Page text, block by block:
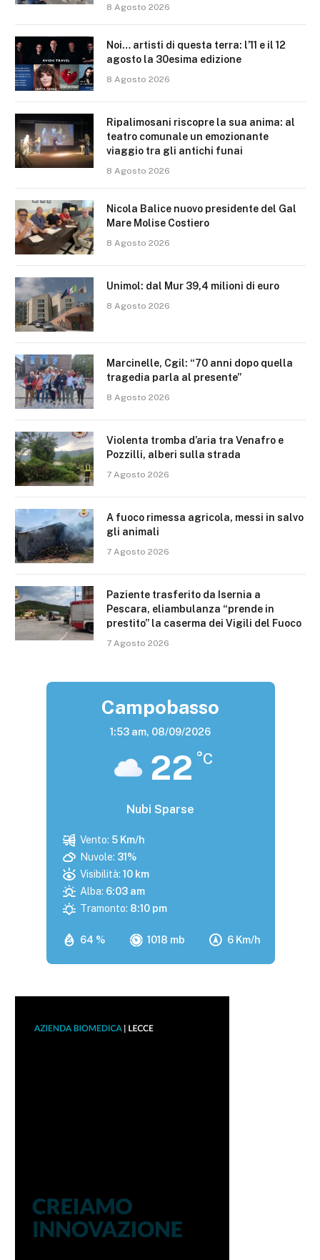
8 Agosto 2026
Noi… artisti di questa terra: l’11 e il 12
agosto la 30esima edizione
8 Agosto 2026
Ripalimosani riscopre la sua anima: al
teatro comunale un emozionante
viaggio tra gli antichi funai
8 Agosto 2026
Nicola Balice nuovo presidente del Gal
Mare Molise Costiero
8 Agosto 2026
Unimol: dal Mur 39,4 milioni di euro
8 Agosto 2026
Marcinelle, Cgil: “70 anni dopo quella
tragedia parla al presente”
8 Agosto 2026
Violenta tromba d’aria tra Venafro e
Pozzilli, alberi sulla strada
7 Agosto 2026
A fuoco rimessa agricola, messi in salvo
gli animali
7 Agosto 2026
Paziente trasferito da Isernia a
Pescara, eliambulanza “prende in
prestito” la caserma dei Vigili del Fuoco
7 Agosto 2026
Campobasso
1:53 am, 08/09/2026
22 °C
Nubi Sparse
64 % 1018 mb 6 Km/h
Vento: 5 Km/h
Nuvole: 31%
Visibilità: 10 km
Alba: 6:03 am
Tramonto: 8:10 pm